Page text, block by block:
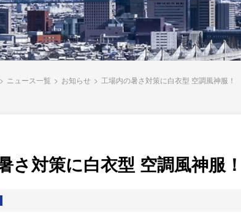
> ニュース一覧 > お知らせ > 工場内の暑さ対策に白衣型 空調風神服！
さ対策に白衣型 空調風神服！